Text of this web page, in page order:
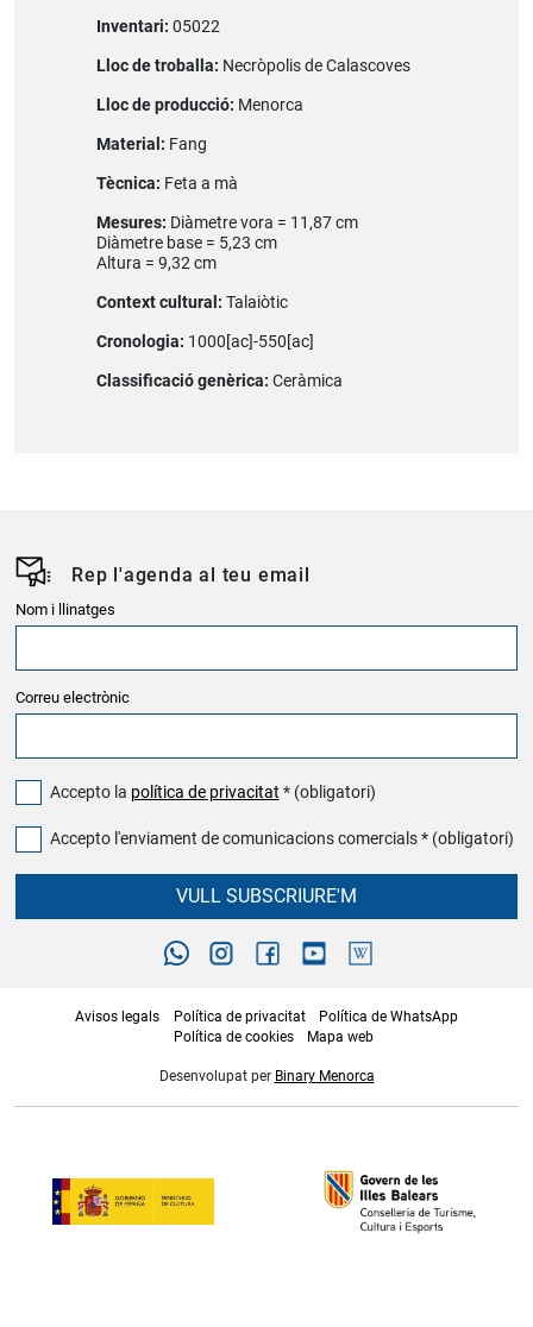
Inventari: 05022
Lloc de troballa: Necròpolis de Calascoves
Lloc de producció: Menorca
Material: Fang
Tècnica: Feta a mà
Mesures: Diàmetre vora = 11,87 cm
Diàmetre base = 5,23 cm
Altura = 9,32 cm
Context cultural: Talaiòtic
Cronologia: 1000[ac]-550[ac]
Classificació genèrica: Ceràmica
Rep l'agenda al teu email
Nom i llinatges
Correu electrònic
Accepto la política de privacitat * (obligatori)
Accepto l'enviament de comunicacions comercials * (obligatori)
VULL SUBSCRIURE'M
Avisos legals Política de privacitat
Política de WhatsApp
Política de cookies
Mapa web
Desenvolupat per Binary Menorca